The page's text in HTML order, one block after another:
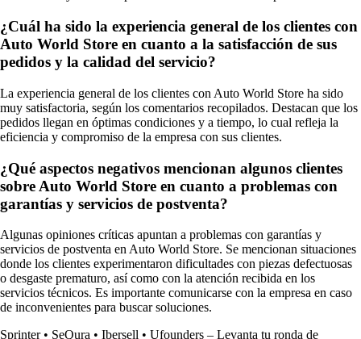
¿Cuál ha sido la experiencia general de los clientes con
Auto World Store en cuanto a la satisfacción de sus
pedidos y la calidad del servicio?
La experiencia general de los clientes con Auto World Store ha sido
muy satisfactoria, según los comentarios recopilados. Destacan que los
pedidos llegan en óptimas condiciones y a tiempo, lo cual refleja la
eficiencia y compromiso de la empresa con sus clientes.
¿Qué aspectos negativos mencionan algunos clientes
sobre Auto World Store en cuanto a problemas con
garantías y servicios de postventa?
Algunas opiniones críticas apuntan a problemas con garantías y
servicios de postventa en Auto World Store. Se mencionan situaciones
donde los clientes experimentaron dificultades con piezas defectuosas
o desgaste prematuro, así como con la atención recibida en los
servicios técnicos. Es importante comunicarse con la empresa en caso
de inconvenientes para buscar soluciones.
Sprinter• SeQura • Ibersell • Ufounders – Levanta tu ronda de